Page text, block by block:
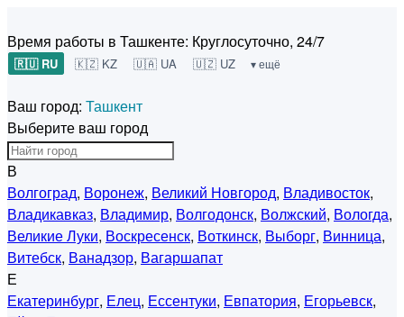
Время работы в Ташкенте: Круглосуточно, 24/7
🇷🇺 RU 🇰🇿 KZ 🇺🇦 UA 🇺🇿 UZ ▾ ещё
Ваш город: Ташкент
Выберите ваш город
В
Волгоград, Воронеж, Великий Новгород, Владивосток,
Владикавказ, Владимир, Волгодонск, Волжский, Вологда,
Великие Луки, Воскресенск, Воткинск, Выборг, Винница,
Витебск, Ванадзор, Вагаршапат
Е
Екатеринбург, Елец, Ессентуки, Евпатория, Егорьевск,